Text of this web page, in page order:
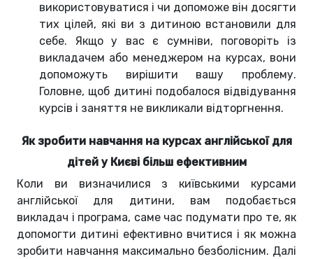
використовуватися і чи допоможе він досягти
тих цілей, які ви з дитиною встановили для
себе. Якщо у вас є сумніви, поговоріть із
викладачем або менеджером на курсах, вони
допоможуть вирішити вашу проблему.
Головне, щоб дитині подобалося відвідування
курсів і заняття не викликали відторгнення.
Як зробити навчання на курсах англійської для
дітей у Києві більш ефективним
Коли ви визначилися з київськими курсами
англійської для дитини, вам подобається
викладач і програма, саме час подумати про те, як
допомогти дитині ефективно вчитися і як можна
зробити навчання максимально безболісним. Далі